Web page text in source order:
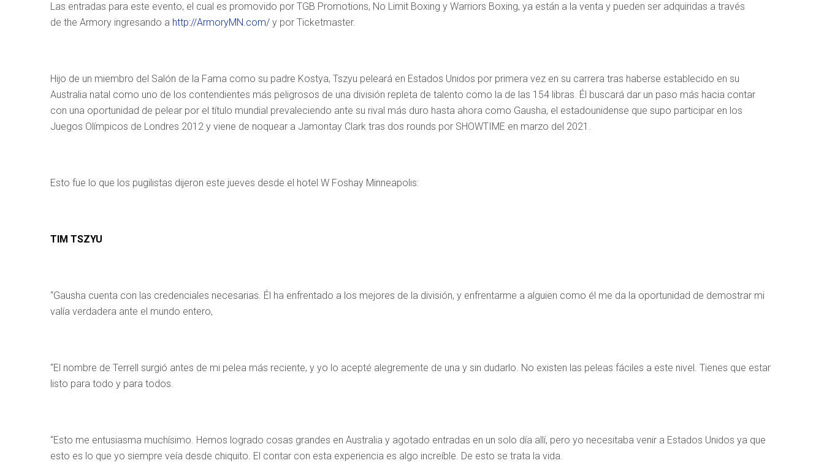
Las entradas para este evento, el cual es promovido por TGB Promotions, No Limit Boxing y Warriors Boxing, ya están a la venta y pueden ser adquiridas a través
de the Armory ingresando a http://ArmoryMN.com/ y por Ticketmaster.
Hijo de un miembro del Salón de la Fama como su padre Kostya, Tszyu peleará en Estados Unidos por primera vez en su carrera tras haberse establecido en su
Australia natal como uno de los contendientes más peligrosos de una división repleta de talento como la de las 154 libras. Él buscará dar un paso más hacia contar
con una oportunidad de pelear por el título mundial prevaleciendo ante su rival más duro hasta ahora como Gausha, el estadounidense que supo participar en los
Juegos Olímpicos de Londres 2012 y viene de noquear a Jamontay Clark tras dos rounds por SHOWTIME en marzo del 2021.
Esto fue lo que los pugilistas dijeron este jueves desde el hotel W Foshay Minneapolis:
TIM TSZYU
“Gausha cuenta con las credenciales necesarias. Él ha enfrentado a los mejores de la división, y enfrentarme a alguien como él me da la oportunidad de demostrar mi
valía verdadera ante el mundo entero,
“El nombre de Terrell surgió antes de mi pelea más reciente, y yo lo acepté alegremente de una y sin dudarlo. No existen las peleas fáciles a este nivel. Tienes que estar
listo para todo y para todos.
“Esto me entusiasma muchísimo. Hemos logrado cosas grandes en Australia y agotado entradas en un solo día allí, pero yo necesitaba venir a Estados Unidos ya que
esto es lo que yo siempre veía desde chiquito. El contar con esta experiencia es algo increíble. De esto se trata la vida.